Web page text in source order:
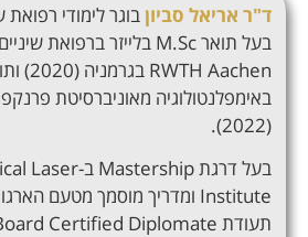
ד"ר אריאל סביוןבוגר לימודי
בעל תוארM.Sc בלייזר ברפואת
RWTH Aachen בגרמניה (2020)
באימפלנטולוגיה מאוניברסיטת
(2022).
בעל דרגתMastership ב Laser
Institute ומדריך מוסמך מטעם